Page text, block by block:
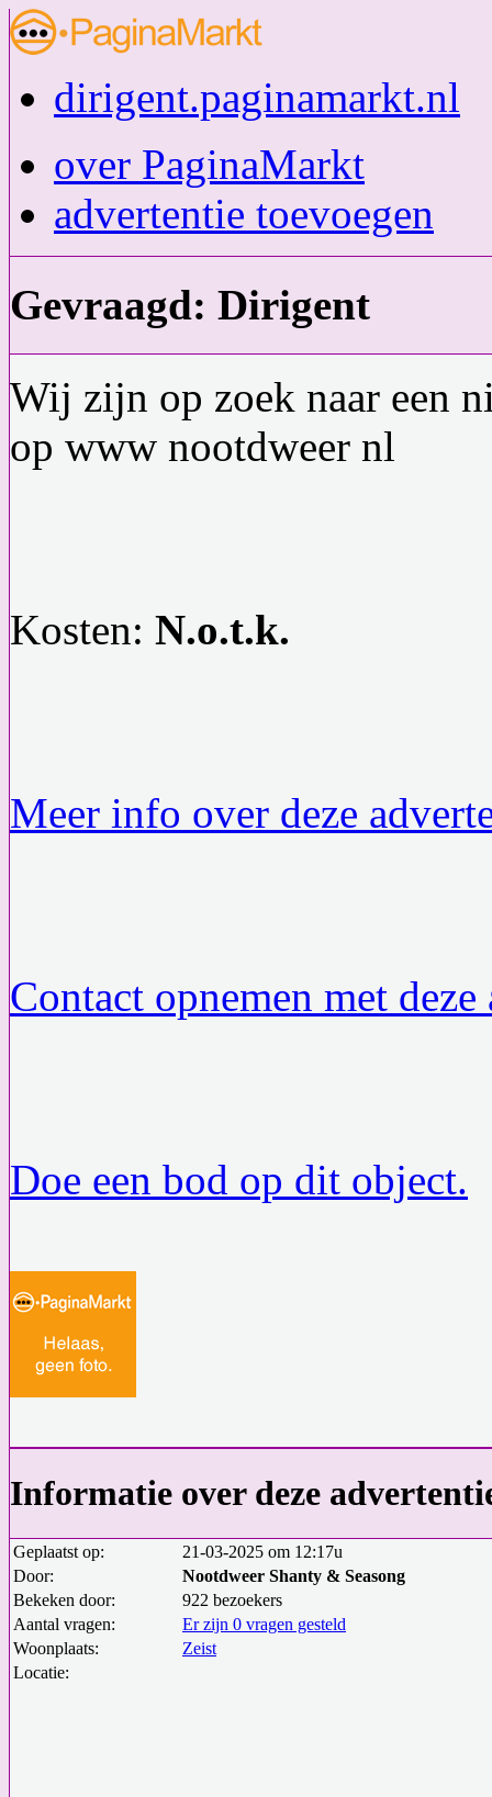
dirigent.paginamarkt.nl
over PaginaMarkt
advertentie toevoegen
Gevraagd: Dirigent
Wij zijn op zoek naar een
op www nootdweer nl
Kosten: N.o.t.k.
Meer info over deze
Contact opnemen met deze
Doe een bod op dit object.
Informatie over deze
Geplaatst op:
21-03-2025 om 12:17u
Door:
Nootdweer Shanty & Seasong
Bekeken door:
922 bezoekers
Aantal vragen:
Er zijn 0 vragen gesteld
Woonplaats:
Zeist
Locatie: